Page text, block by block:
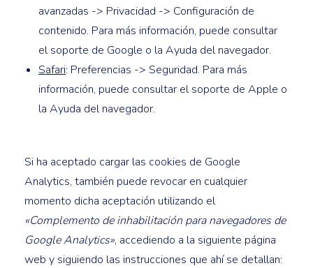
avanzadas -> Privacidad -> Configuración de
contenido. Para más información, puede consultar
el soporte de Google o la Ayuda del navegador.
Safari: Preferencias -> Seguridad. Para más
información, puede consultar el soporte de Apple o
la Ayuda del navegador.
Si ha aceptado cargar las cookies de Google
Analytics, también puede revocar en cualquier
momento dicha aceptación utilizando el
«Complemento de inhabilitación para navegadores de
Google Analytics», accediendo a la siguiente página
web y siguiendo las instrucciones que ahí se detallan: